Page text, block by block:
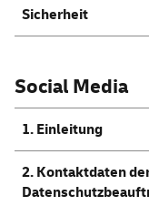
Sicherheit
Social Media
1. Einleitung
2. Kontaktdaten